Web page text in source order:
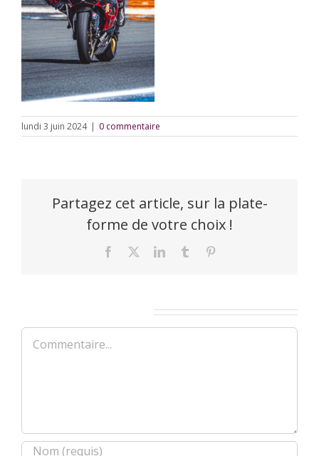
lundi 3 juin 2024 | 0 commentaire
Partagez cet article, sur la plate-
forme de votre choix !
Facebook LinkedInTumblr
Commentaire